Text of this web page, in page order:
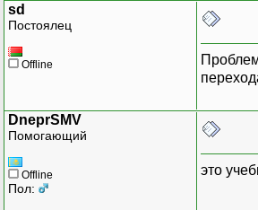
sd
Постоялец
Offline
DneprSMV
Помогающий
Offline
Пол:
это